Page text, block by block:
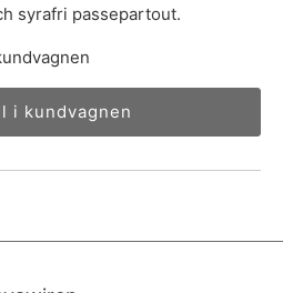
syrafri passepartout.
i kundvagnen